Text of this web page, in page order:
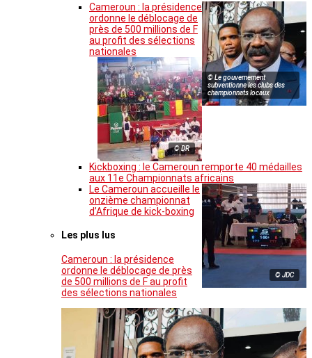
© Le gouvernement
subventionne les clubs des
championnats locaux
Cameroun : la présidence
ordonne le déblocage de
près de 500 millions de F
au profit des sélections
nationales
© DR
Kickboxing : le Cameroun remporte 40 médailles
aux 11e Championnats africains
© JDC
Le Cameroun accueille le
onzième championnat
d’Afrique de kick-boxing
Les plus lus
Cameroun : la présidence
ordonne le déblocage de près
de 500 millions de F au profit
des sélections nationales